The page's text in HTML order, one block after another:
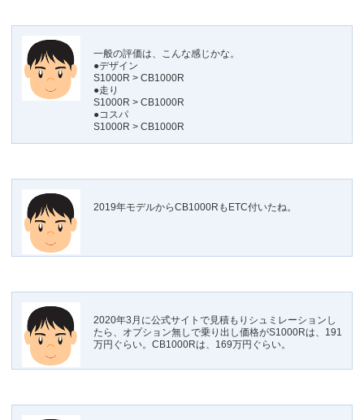
一般の評価は、こんな感じかな。
●デザイン
S1000R > CB1000R
●走り
S1000R > CB1000R
●コスパ
S1000R > CB1000R
2019年モデルからCB1000RもETC付いたね。
2020年3月に公式サイトで見積もりシュミレーションし
たら、オプション無しで乗り出し価格がS1000Rは、191
万円ぐらい。CB1000Rは、169万円ぐらい。